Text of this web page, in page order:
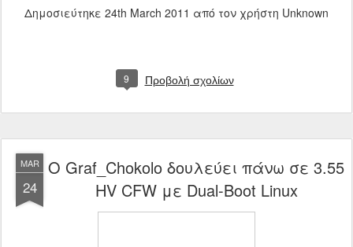
Δημοσιεύτηκε 24th March 2011 από τον χρήστη Unknown
9 Προβολή σχολίων
MAR
24
Ο Graf_Chokolo δουλεύει πάνω σε 3.55
HV CFW με Dual-Boot Linux